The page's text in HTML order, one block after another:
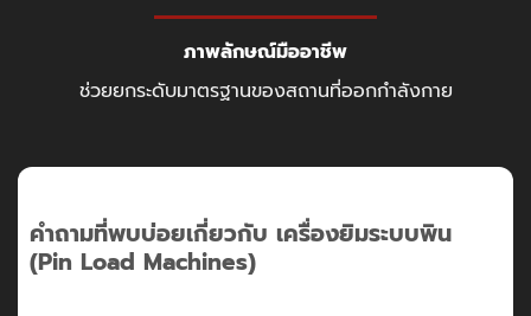
ภาพลักษณ์มืออาชีพ
ช่วยยกระดับมาตรฐานของสถานที่ออกกำลังกาย
คำถามที่พบบ่อยเกี่ยวกับ เครื่องยิมระบบพิน
(Pin Load Machines)